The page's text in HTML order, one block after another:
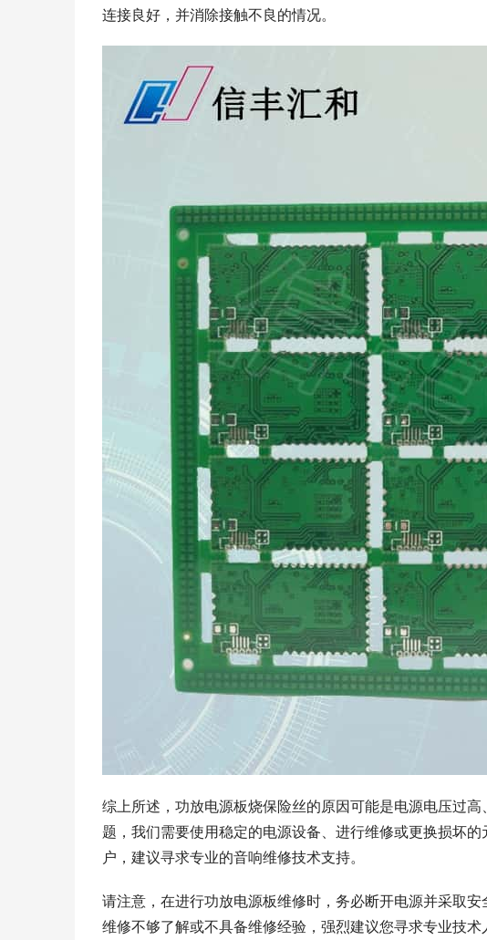
连接良好，并消除接触不良的情况。
综上所述，功放电源板烧保险丝的原因可能是电源电压过
题，我们需要使用稳定的电源设备、进行维修或更换损坏
户，建议寻求专业的音响维修技术支持。
请注意，在进行功放电源板维修时，务必断开电源并采取
维修不够了解或不具备维修经验，强烈建议您寻求专业技